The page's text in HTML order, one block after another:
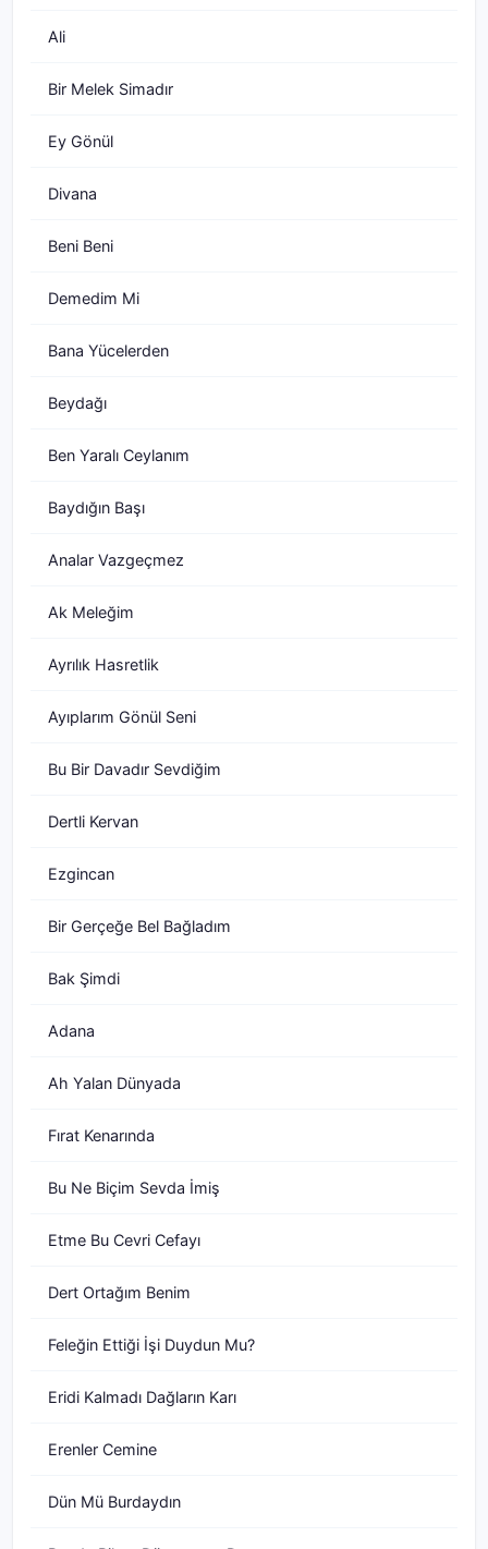
Ali
Bir Melek Simadır
Ey Gönül
Divana
Beni Beni
Demedim Mi
Bana Yücelerden
Beydağı
Ben Yaralı Ceylanım
Baydığın Başı
Analar Vazgeçmez
Ak Meleğim
Ayrılık Hasretlik
Ayıplarım Gönül Seni
Bu Bir Davadır Sevdiğim
Dertli Kervan
Ezgincan
Bir Gerçeğe Bel Bağladım
Bak Şimdi
Adana
Ah Yalan Dünyada
Fırat Kenarında
Bu Ne Biçim Sevda İmiş
Etme Bu Cevri Cefayı
Dert Ortağım Benim
Feleğin Ettiği İşi Duydun Mu?
Eridi Kalmadı Dağların Karı
Erenler Cemine
Dün Mü Burdaydın